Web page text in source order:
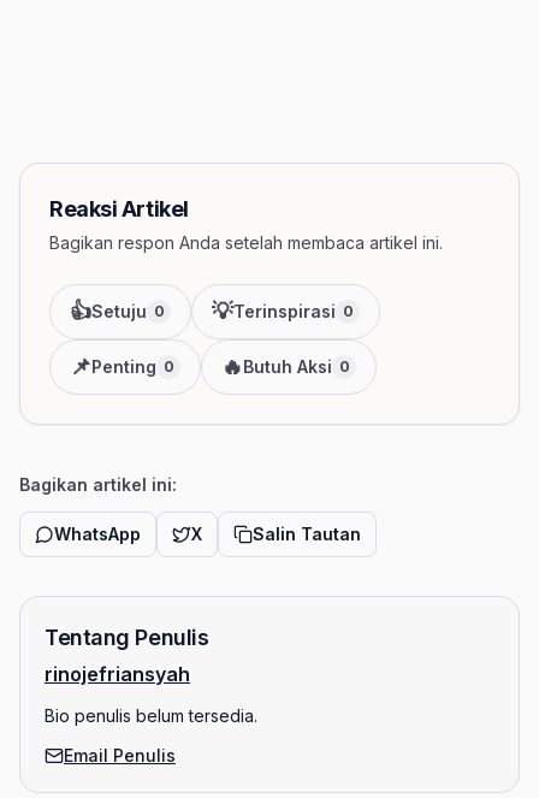
Reaksi Artikel
Bagikan respon Anda setelah membaca artikel ini.
👍Setuju 0 💡Terinspirasi 0
📌Penting 0 🔥Butuh Aksi 0
Bagikan artikel ini:
WhatsApp X Salin Tautan
Tentang Penulis
rinojefriansyah
Bio penulis belum tersedia.
Email Penulis